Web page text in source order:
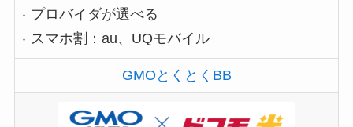
プロバイダが選べる
スマホ割：au、UQモバイル
GMOとくとくBB